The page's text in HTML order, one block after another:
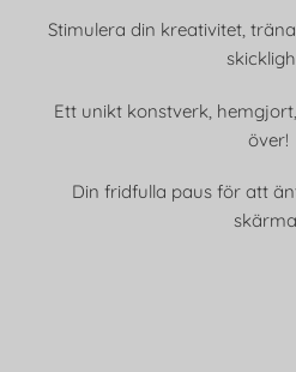
Stimulera din kreativitet,
Ett unikt konstverk,
över!
Din fridfulla paus för att